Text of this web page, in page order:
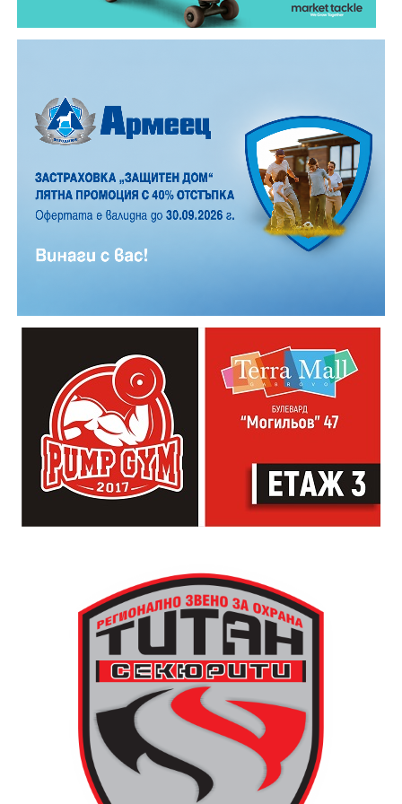
Години след разрушаването на кулата се заражда
инициатива за нейното възстановяване, обединила
увенчават с успех и на 8 септември 1984 година
часовниковата кула, с работещия век по-рано
механизъм, е официално открита наново. Самият
механизъм е възстановен година по-рано, през 1983
г., от майстор Илия Ковачев, който изковава
липсващите му части. Днес неговият син, Иван
Ковачев, продължава делото на баща си, като се
грижи за техническата поддръжка на механизма и
отстранява евентуални повреди.
новата кула. Архитект Илия Лефтеров е трябвало да
търси подходящо място за нейното изграждане, тъй
като до средата на 80-те години на нейното
оригинално място вече били построени сградите на
Община Дряново и на полицията.
за придобитите знания и умения.
участниците да работят рамо до рамо с утвърдени
признатите майстори реставратори в музей „Етър“,
води обучението за изграждане на каменна основа
за отоплителните съоръжения. Част от курсистите
надградиха своите умения по каменна зидария,
придобити в предишни издания на програмата.
Дървените елементи и носещата конструкция бяха
във фокуса на практиката, водена от реставратора
Валентин Дамянов. С отличните си комуникационни
умения и задълбочени знания той демонстрира